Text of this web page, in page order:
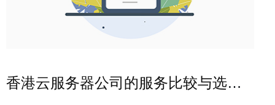
香港云服务器公司的服务比较与选型